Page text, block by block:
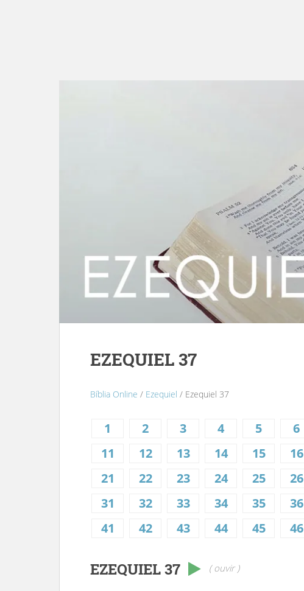
EZEQUIEL 37
Bíblia Online / Ezequiel / Ezequiel 37
1 2 3 4 5 6
11
12 13 14 15 16
21
22 23 24 25 26
31
32 33 34 35 36
41
42 43 44 45 46
EZEQUIEL 37 ( ouvir )